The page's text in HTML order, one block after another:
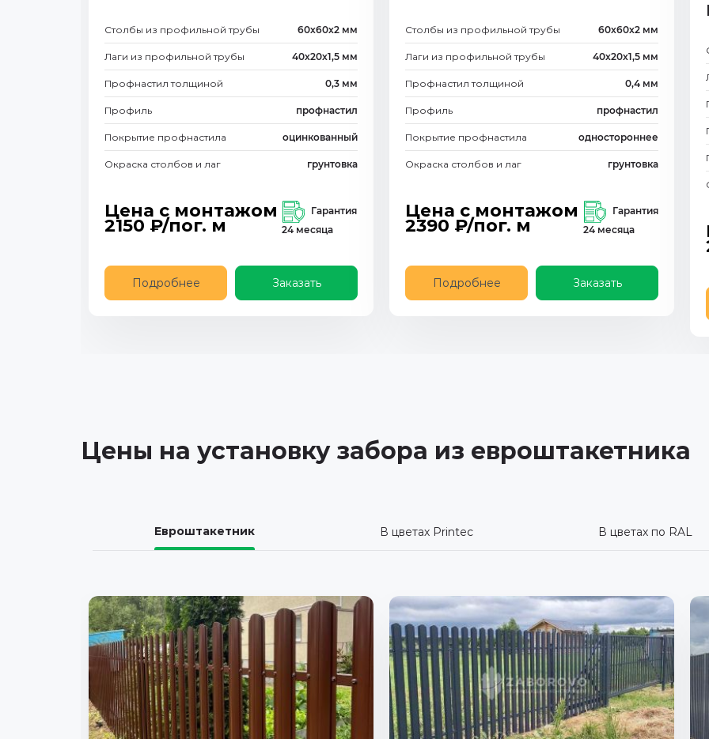
Столбы из профильной трубы 60х60х2 мм
Лаги из профильной трубы 40х20х1,5 мм
Профнастил толщиной 0,3 мм
Профиль профнастил
Покрытие профнастила оцинкованный
Окраска столбов и лаг грунтовка
Цена с монтажом
2150 ₽/пог. м
Гарантия
24 месяца
Подробнее Заказать
Столбы из профильной трубы 60х60х2 мм
Лаги из профильной трубы 40х20х1,5 мм
Профнастил толщиной 0,4 мм
Профиль профнастил
Покрытие профнастила одностороннее
Окраска столбов и лаг грунтовка
Цена с монтажом
2390 ₽/пог. м
Гарантия
24 месяца
Подробнее Заказать
Цены на установку забора из евроштакетника
Евроштакетник В цветах Printec В цветах по RAL